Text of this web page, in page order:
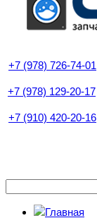
+7 (978) 726-74-01
+7 (978) 129-20-17
+7 (910) 420-20-16